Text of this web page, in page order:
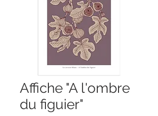
Affiche "A l'ombre
du figuier"